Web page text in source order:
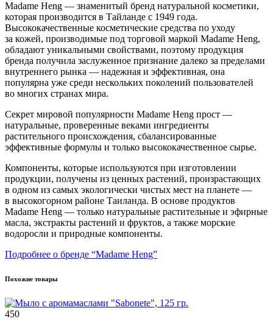
Madame Heng — знаменитый бренд натуральной косметики,
которая производится в Тайланде с 1949 года.
Высококачественные косметические средства по уходу
за кожей, производимые под торговой маркой Madame Heng,
обладают уникальными свойствами, поэтому продукция
бренда получила заслуженное признание далеко за пределами
внутреннего рынка — надежная и эффективная, она
популярна уже среди нескольких поколений пользователей
во многих странах мира.
Секрет мировой популярности Madame Heng прост —
натуральные, проверенные веками ингредиенты
растительного происхождения, сбалансированные
эффективные формулы и только высококачественное сырье.
Компоненты, которые используются при изготовлении
продукции, получены из ценных растений, произрастающих
в одном из самых экологически чистых мест на планете —
в высокогорном районе Таиланда. В основе продуктов
Madame Heng — только натуральные растительные и эфирные
масла, экстракты растений и фруктов, а также морские
водоросли и природные компоненты.
Подробнее о бренде “Madame Heng”
Похожие товары
450